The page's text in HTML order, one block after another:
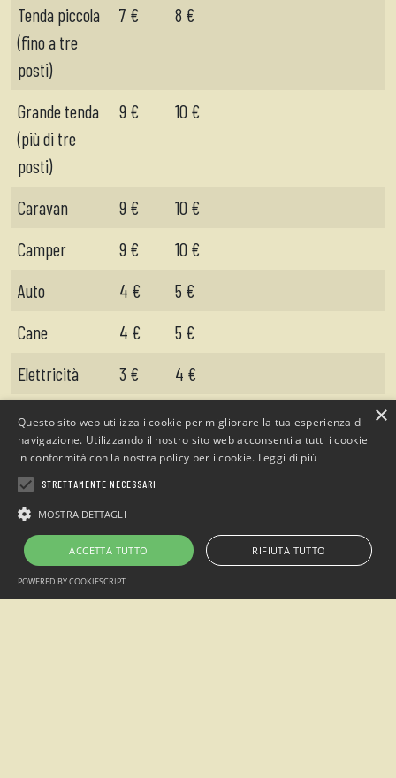
Tenda piccola
(fino a tre
posti)
7 € 8 €
Grande tenda
(più di tre
posti)
9 € 10 €
Caravan 9 €
10 €
Camper
9 €
10 €
Auto
4 €
5 €
Cane
4 €
5 €
Elettricità
3 €
4 €
Doccia calda
1 € 1 €
Campeggio“Sotto il Faggio”
×
Questo sito web utilizza i cookie per migliorare la tua esperienza di
navigazione. Utilizzando il nostro sito web acconsenti a tutti i cookie
in conformità con la nostra policy per i cookie. Leggi di più
STRETTAMENTE NECESSARI
MOSTRA DETTAGLI
ACCETTA TUTTO RIFIUTA TUTTO
POWERED BY COOKIESCRIPT